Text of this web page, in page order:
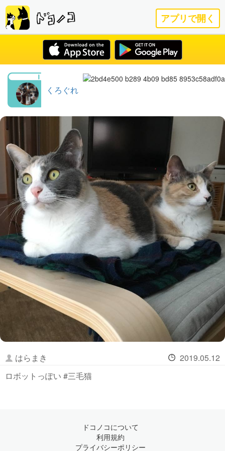
アプリで開く
くろぐれ
はらまき
2019.05.12
ロボットっぽい #三毛猫
ドコノコについて
利用規約
プライバシーポリシー